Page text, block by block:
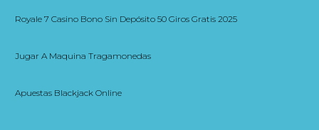
Royale 7 Casino Bono Sin Depósito 50 Giros Gratis 2025
Jugar A Maquina Tragamonedas
Apuestas Blackjack Online